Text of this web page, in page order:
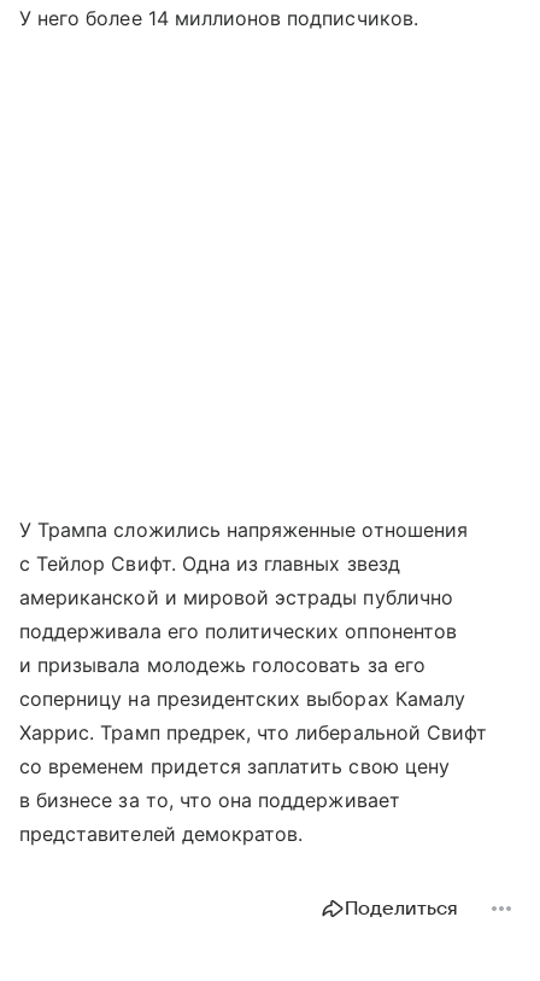
У него более 14 миллионов подписчиков.
У Трампа сложились напряженные отношения
с Тейлор Свифт. Одна из главных звезд
американской и мировой эстрады публично
поддерживала его политических оппонентов
и призывала молодежь голосовать за его
соперницу на президентских выборах Камалу
Харрис. Трамп предрек, что либеральной Свифт
со временем придется заплатить свою цену
в бизнесе за то, что она поддерживает
представителей демократов.
Поделиться